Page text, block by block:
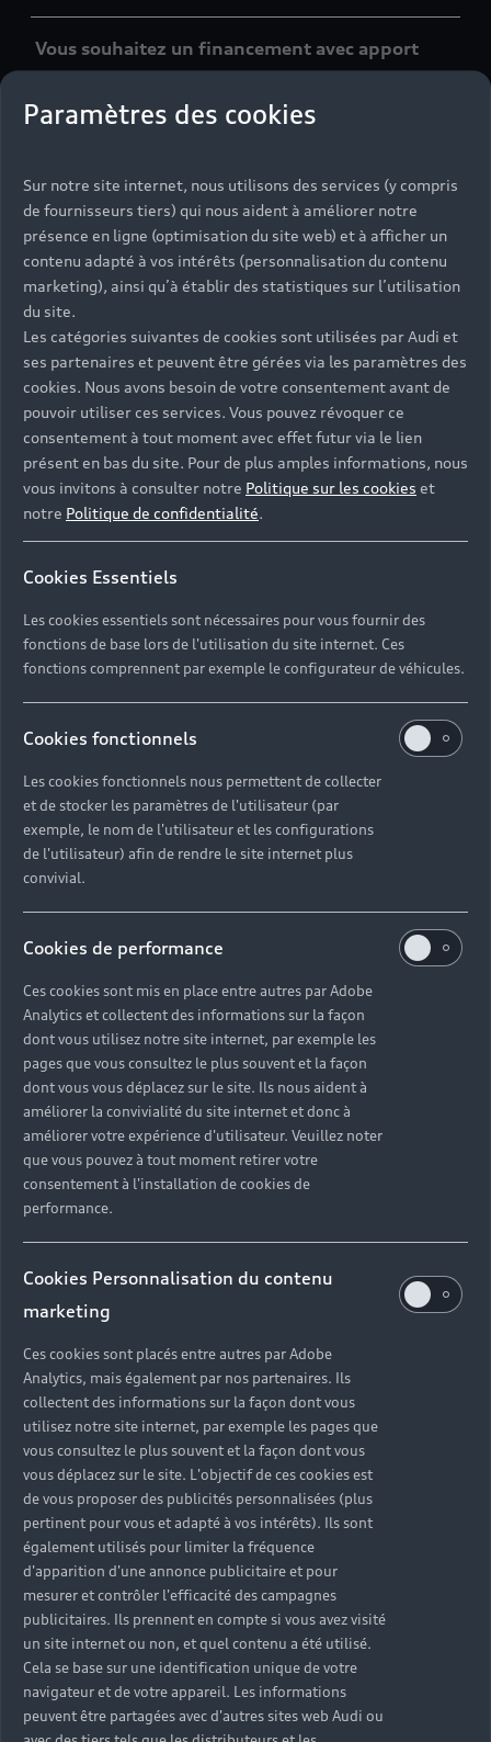
Paramètres des cookies
Sur notre site internet, nous utilisons des services (y compris
de fournisseurs tiers) qui nous aident à améliorer notre
présence en ligne (optimisation du site web) et à afficher un
contenu adapté à vos intérêts (personnalisation du contenu
marketing), ainsi qu’à établir des statistiques sur l’utilisation
du site.
Les catégories suivantes de cookies sont utilisées par Audi et
ses partenaires et peuvent être gérées via les paramètres des
cookies. Nous avons besoin de votre consentement avant de
pouvoir utiliser ces services. Vous pouvez révoquer ce
consentement à tout moment avec effet futur via le lien
présent en bas du site. Pour de plus amples informations, nous
vous invitons à consulter notre Politique sur les cookies et
notre Politique de confidentialité.
Cookies Essentiels
Les cookies essentiels sont nécessaires pour vous fournir des
fonctions de base lors de l'utilisation du site internet. Ces
fonctions comprennent par exemple le configurateur de véhicules.
Cookies fonctionnels
Les cookies fonctionnels nous permettent de collecter
et de stocker les paramètres de l'utilisateur (par
exemple, le nom de l'utilisateur et les configurations
de l'utilisateur) afin de rendre le site internet plus
convivial.
Cookies de performance
Ces cookies sont mis en place entre autres par Adobe
Analytics et collectent des informations sur la façon
dont vous utilisez notre site internet, par exemple les
pages que vous consultez le plus souvent et la façon
dont vous vous déplacez sur le site. Ils nous aident à
améliorer la convivialité du site internet et donc à
améliorer votre expérience d'utilisateur. Veuillez noter
que vous pouvez à tout moment retirer votre
consentement à l'installation de cookies de
performance.
Cookies Personnalisation du contenu
marketing
Ces cookies sont placés entre autres par Adobe
Analytics, mais également par nos partenaires. Ils
collectent des informations sur la façon dont vous
utilisez notre site internet, par exemple les pages que
vous consultez le plus souvent et la façon dont vous
vous déplacez sur le site. L'objectif de ces cookies est
de vous proposer des publicités personnalisées (plus
pertinent pour vous et adapté à vos intérêts). Ils sont
également utilisés pour limiter la fréquence
d'apparition d'une annonce publicitaire et pour
mesurer et contrôler l'efficacité des campagnes
publicitaires. Ils prennent en compte si vous avez visité
un site internet ou non, et quel contenu a été utilisé.
Cela se base sur une identification unique de votre
navigateur et de votre appareil. Les informations
peuvent être partagées avec d'autres sites web Audi ou
Vous souhaitez un financement avec apport
X
X
Vous souhaitez maîtriser le budget de votre
véhicule
X
Vous souhaitez des mensualités comprenant :
entretien,
réparations, changement des pneus,
assistance…
X
X
X
Vous souhaitez payer uniquement l’usage réel
de votre véhicule
X
X
Vous souhaitez choisir la durée du contrat
X
X
X
Vous souhaitez choisir le kilométrage
X